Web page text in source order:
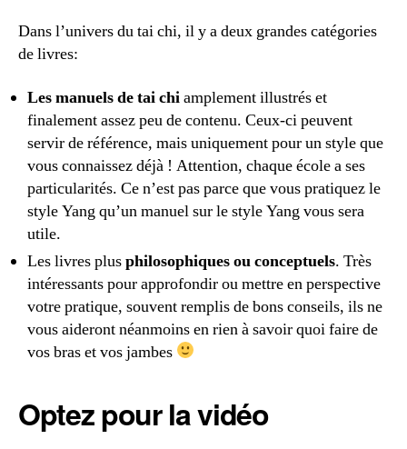
Dans l’univers du tai chi, il y a deux grandes catégories
de livres:
Les manuels de tai chiamplement illustrés et
finalement assez peu de contenu. Ceux-ci peuvent
servir de référence, mais uniquement pour un style que
vous connaissez déjà ! Attention, chaque école a ses
particularités. Ce n’est pas parce que vous pratiquez le
style Yang qu’un manuel sur le style Yang vous sera
utile.
Les livres plusphilosophiques ou conceptuels. Très
intéressants pour approfondir ou mettre en perspective
votre pratique, souvent remplis de bons conseils, ils ne
vous aideront néanmoins en rien à savoir quoi faire de
vos bras et vos jambes
Optez pour la vidéo